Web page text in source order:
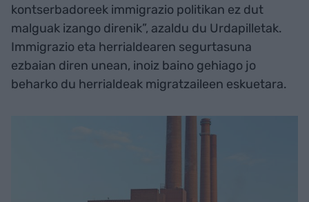
kontserbadoreek immigrazio politikan ez dut
malguak izango direnik”, azaldu du Urdapilletak.
Immigrazio eta herrialdearen segurtasuna
ezbaian diren unean, inoiz baino gehiago jo
beharko du herrialdeak migratzaileen eskuetara.